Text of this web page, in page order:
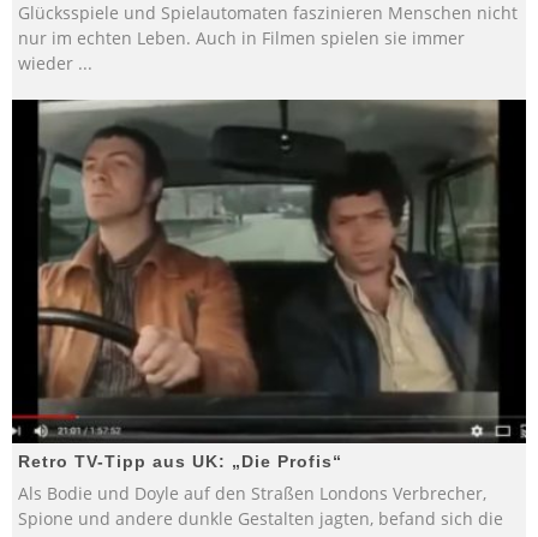
Glücksspiele und Spielautomaten faszinieren Menschen nicht
nur im echten Leben. Auch in Filmen spielen sie immer
wieder ...
Retro TV-Tipp aus UK: „Die Profis“
Als Bodie und Doyle auf den Straßen Londons Verbrecher,
Spione und andere dunkle Gestalten jagten, befand sich die